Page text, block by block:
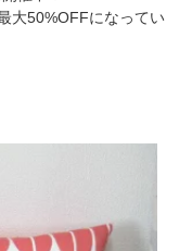
大50%OFFになってい